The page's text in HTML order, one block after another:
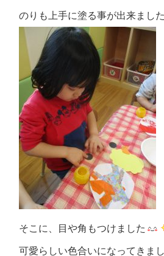
のりも上手に塗る事が出来ました
そこに、目や角もつけました
可愛らしい色合いになってきま